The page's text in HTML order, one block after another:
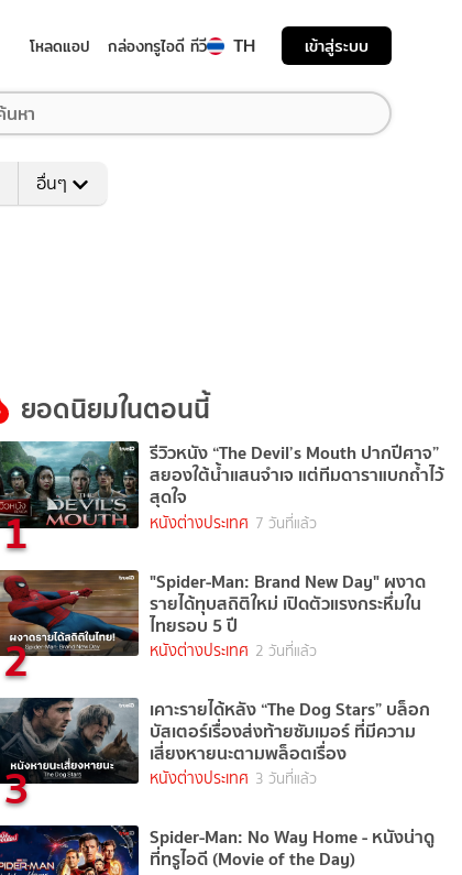
โหลดแอป กล่องทรูไอดี ทีวี TH เข้าสู่ระบบ
อื่นๆ
ยอดนิยมในตอนนี้
1
รีวิวหนัง “The Devil’s Mouth ปากปีศาจ”
สยองใต้น้ำแสนจำเจ แต่ทีมดาราแบกถ้ำไว้
สุดใจ
หนังต่างประเทศ 7 วันที่แล้ว
2
"Spider-Man: Brand New Day" ผงาด
รายได้ทุบสถิติใหม่ เปิดตัวแรงกระหึ่มใน
ไทยรอบ 5 ปี
หนังต่างประเทศ 2 วันที่แล้ว
3
เคาะรายได้หลัง “The Dog Stars” บล็อก
บัสเตอร์เรื่องส่งท้ายซัมเมอร์ ที่มีความ
เสี่ยงหายนะตามพล็อตเรื่อง
หนังต่างประเทศ 3 วันที่แล้ว
Spider-Man: No Way Home - หนังน่าดู
ที่ทรูไอดี (Movie of the Day)